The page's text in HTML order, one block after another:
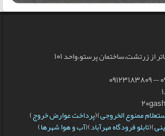
از زرتشت،ساختمان پرستو،واحد 101
ممنوع الخروجی)(پرداخت عوارض خروج)
)(تابلو فرودگاه مهرآباد)(آب و هوا شهرها)